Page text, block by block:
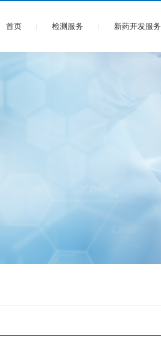
首页 检测服务 新药开发服务